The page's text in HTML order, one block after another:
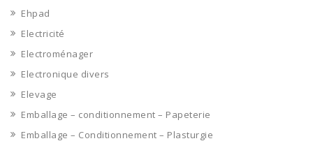
Ehpad
Electricité
Electroménager
Electronique divers
Elevage
Emballage – conditionnement – Papeterie
Emballage – Conditionnement – Plasturgie